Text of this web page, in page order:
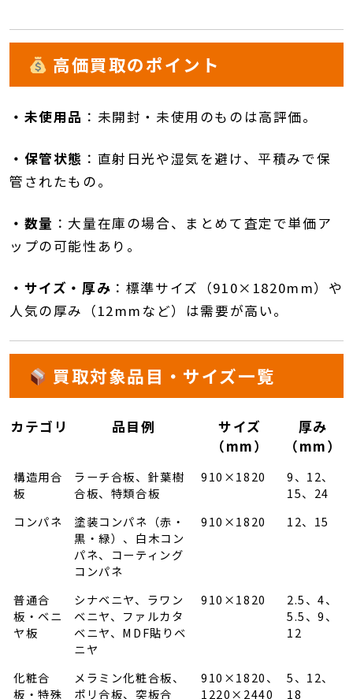
高価買取のポイント
・未使用品 ： 未開封・未使用のものは高評価。
・保管状態 ： 直射日光や湿気を避け、平積みで保
管されたもの。
・数量 ： 大量在庫の場合、まとめて査定で単価ア
ップの可能性あり。
・サイズ・厚み ： 標準サイズ（910×1820mm）や
人気の厚み（12mmなど）は需要が高い。
買取対象品目・サイズ一覧
カテゴリ 品目例
サイズ
（mm）
厚み
（mm）
構造用合
板
ラーチ合板、針葉樹
合板、特類合板
910×1820
9、12、
15、24
コンパネ
塗装コンパネ（赤・
黒・緑）、白木コン
パネ、コーティング
コンパネ
910×1820 12、15
普通合
板・ベニ
ヤ板
シナベニヤ、ラワン
ベニヤ、ファルカタ
ベニヤ、MDF貼りベ
ニヤ
910×1820
2.5、4、
5.5、9、
12
化粧合
板・特殊
メラミン化粧合板、
ポリ合板、突板合
910×1820、
1220×2440
5、12、
18